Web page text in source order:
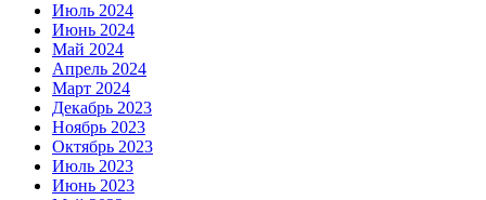
Июль 2024
Июнь 2024
Май 2024
Апрель 2024
Март 2024
Декабрь 2023
Ноябрь 2023
Октябрь 2023
Июль 2023
Июнь 2023